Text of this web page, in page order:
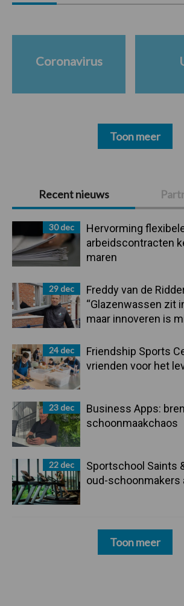
Primaire
Sidebar
Recent nieuws
30 dec
Hervorming
arbeidscontracten
maren
29 dec
Freddy van de
“Glazenwassen zit
maar innoveren is
24 dec
Friendship Sports
vrienden voor het
23 dec
Business Apps:
schoonmaakchaos
22 dec
Sportschool Saints
oud-schoonmakers
Toon meer
Coronavirus
Toon meer